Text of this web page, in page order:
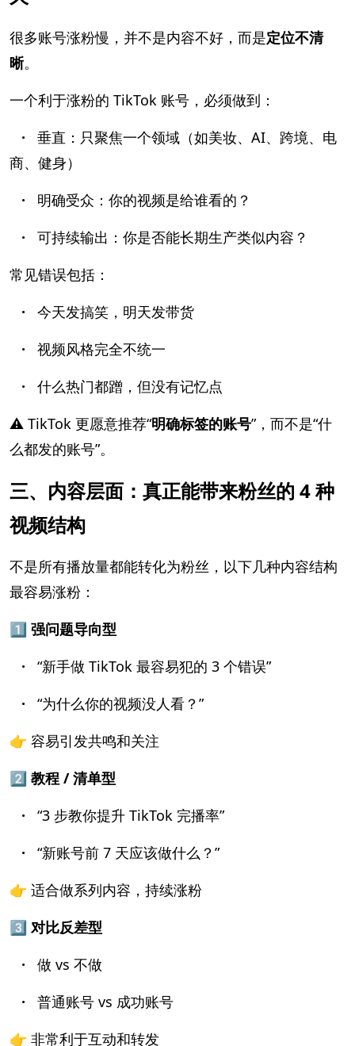
很多账号涨粉慢，并不是内容不好，而是定位不清
晰。
一个利于涨粉的 TikTok 账号，必须做到：
· 垂直：只聚焦一个领域（如美妆、AI、跨境、电
商、健身）
· 明确受众：你的视频是给谁看的？
·
可持续输出：你是否能长期生产类似内容？
常见错误包括：
· 今天发搞笑，明天发带货
· 视频风格完全不统一
· 什么热门都蹭，但没有记忆点
⚠️ TikTok 更愿意推荐“明确标签的账号”，而不是“什
么都发的账号”。
三、内容层面：真正能带来粉丝的 4 种
视频结构
不是所有播放量都能转化为粉丝，以下几种内容结构
最容易涨粉：
1️⃣ 强问题导向型
· “新手做 TikTok 最容易犯的 3 个错误”
·
“为什么你的视频没人看？”
👉 容易引发共鸣和关注
2️⃣ 教程 / 清单型
· “3 步教你提升 TikTok 完播率”
·
“新账号前 7 天应该做什么？”
👉 适合做系列内容，持续涨粉
3️⃣ 对比反差型
· 做 vs 不做
·
普通账号 vs 成功账号
👉 非常利于互动和转发